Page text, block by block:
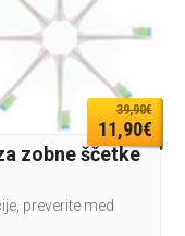
39,90€
11,90€
zobne ščetke
preverite med